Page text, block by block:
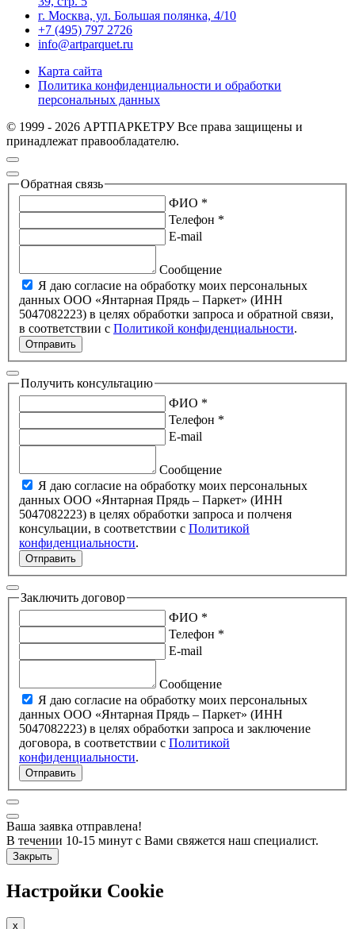
г. Москва, ул. Большая полянка, 4/10
+7 (495) 797 2726
info@artparquet.ru
Карта сайта
Политика конфиденциальности и обработки
персональных данных
© 1999 - 2026 АРТПАРКЕТРУ Все права защищены и
принадлежат правообладателю.
Обратная связь
ФИО *
Телефон *
E-mail
Сообщение
Я даю согласие на обработку моих персональных
данных ООО «Янтарная Прядь – Паркет» (ИНН
5047082223) в целях обработки запроса и обратной связи,
в соответствии с Политикой конфиденциальности.
Отправить
Получить консультацию
ФИО *
Телефон *
E-mail
Сообщение
Я даю согласие на обработку моих персональных
данных ООО «Янтарная Прядь – Паркет» (ИНН
5047082223) в целях обработки запроса и полченя
консульации, в соответствии с Политикой
конфиденциальности.
Отправить
Заключить договор
ФИО *
Телефон *
E-mail
Сообщение
Я даю согласие на обработку моих персональных
данных ООО «Янтарная Прядь – Паркет» (ИНН
5047082223) в целях обработки запроса и заключение
договора, в соответствии с Политикой
конфиденциальности.
Отправить
Ваша заявка отправлена!
В течении 10-15 минут с Вами свяжется наш специалист.
Закрыть
Настройки Cookie
x